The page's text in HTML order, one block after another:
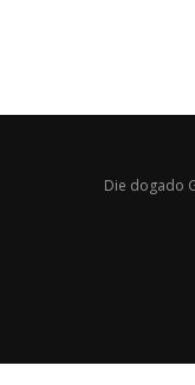
Die dogado